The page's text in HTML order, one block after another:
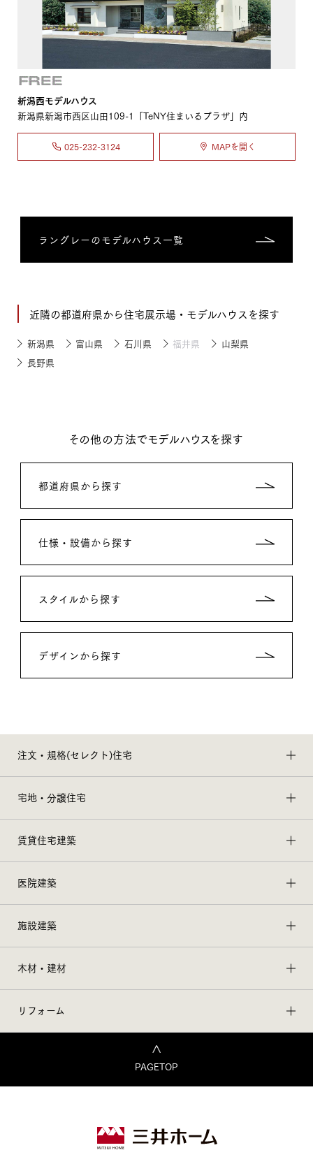
新潟西モデルハウス
新潟県新潟市西区山田109-1「TeNY住まいるプラザ」内
025-232-3124 MAPを開く
ラングレーのモデルハウス一覧
近隣の都道府県から住宅展示場・モデルハウスを探す
新潟県 富山県 石川県 福井県
山梨県
長野県
その他の方法でモデルハウスを探す
都道府県から探す
仕様・設備から探す
スタイルから探す
デザインから探す
注文・規格(セレクト)住宅
宅地・分譲住宅
賃貸住宅建築
医院建築
施設建築
木材・建材
リフォーム
PAGETOP